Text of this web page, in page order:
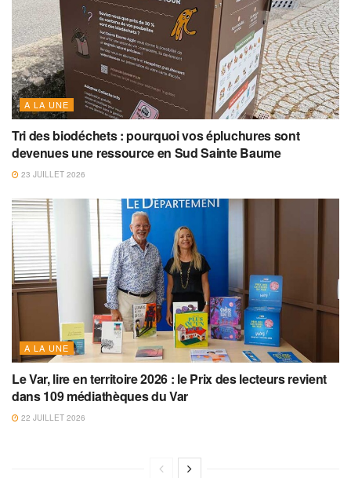
A LA UNE
Tri des biodéchets : pourquoi vos épluchures sont
devenues une ressource en Sud Sainte Baume
23 JUILLET 2026
A LA UNE
Le Var, lire en territoire 2026 : le Prix des lecteurs revient
dans 109 médiathèques du Var
22 JUILLET 2026